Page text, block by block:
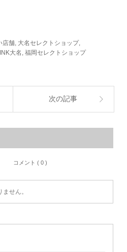
店舗, 大名セレクトショップ,
大名 ,福岡セレクトショップ
次の記事
コメント ( 0 )
せん。